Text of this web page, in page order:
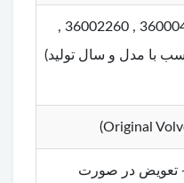
31470340 , 36000403 , 36002260 ,
تعویض در صورت